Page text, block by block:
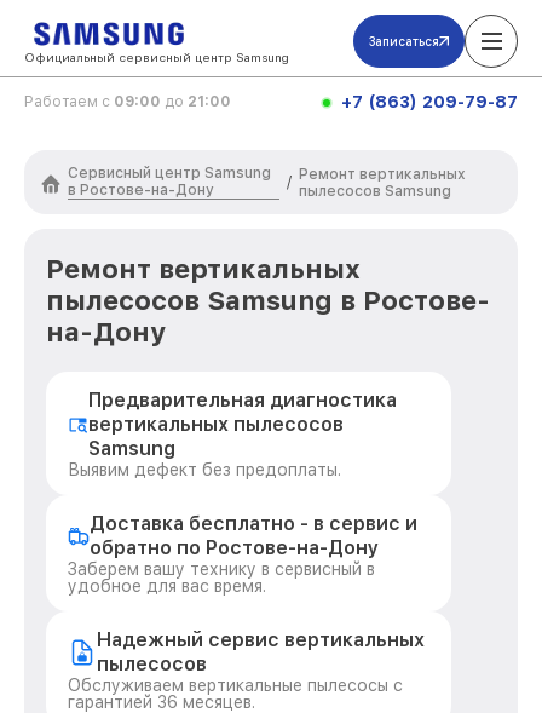
Официальный сервисный центр Samsung
Записаться
Работаем с 09:00 до 21:00 +7 (863) 209-79-87
Сервисный центр Samsung
в Ростове-на-Дону
/ Ремонт вертикальных
пылесосов Samsung
Ремонт вертикальных
пылесосов Samsung в Ростове-
на-Дону
Предварительная диагностика
вертикальных пылесосов
Samsung
Выявим дефект без предоплаты.
Доставка бесплатно - в сервис и
обратно по Ростове-на-Дону
Заберем вашу технику в сервисный в
удобное для вас время.
Надежный сервис вертикальных
пылесосов
Обслуживаем вертикальные пылесосы с
гарантией 36 месяцев.